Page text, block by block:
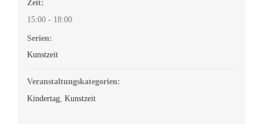
Zeit:
15:00 - 18:00
Serien:
Kunstzeit
Veranstaltungskategorien:
Kindertag, Kunstzeit